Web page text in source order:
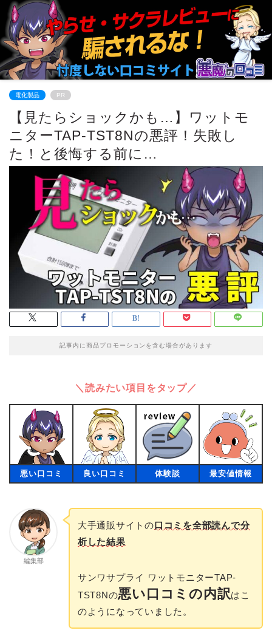
電化製品 PR
【見たらショックかも…】ワットモ
ニターTAP-TST8Nの悪評！失敗し
た！と後悔する前に…
記事内に商品プロモーションを含む場合があります
＼読みたい項目をタップ／
悪い口コミ 良い口コミ 体験談 最安値情報
編集部
大手通販サイトの口コミを全部読んで分
析した結果
サンワサプライ ワットモニターTAP-
TST8Nの悪い口コミの内訳はこ
のようになっていました。